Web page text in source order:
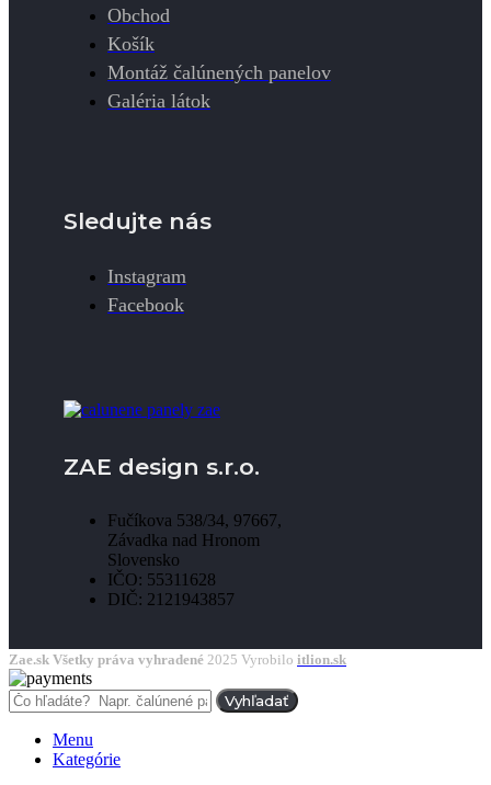
Obchod
Košík
Montáž čalúnených panelov
Galéria látok
Sledujte nás
Instagram
Facebook
ZAE design s.r.o.
Fučíkova 538/34, 97667,
Závadka nad Hronom
Slovensko
IČO: 55311628
DIČ: 2121943857
Zae.sk Všetky práva vyhradené 2025 Vyrobilo itlion.sk
Vyhľadať
Menu
Kategórie